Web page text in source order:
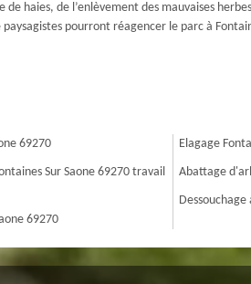
de haies, de l’enlèvement des mauvaises
pourront réagencer le parc à
69270
Sur Saone 69270 travail
69270
Elagage
Abattage